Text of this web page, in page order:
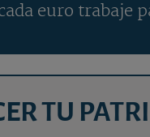
euro trabaje
TU